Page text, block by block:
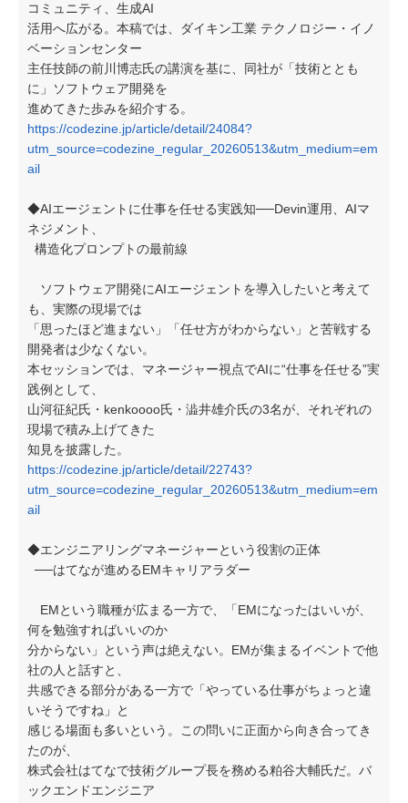
コミュニティ、生成AI
活用へ広がる。本稿では、ダイキン工業 テクノロジー・イノ
ベーションセンター
主任技師の前川博志氏の講演を基に、同社が「技術ととも
に」ソフトウェア開発を
進めてきた歩みを紹介する。
https://codezine.jp/article/detail/24084?
utm_source=codezine_regular_20260513&utm_medium=em
ail
◆AIエージェントに仕事を任せる実践知──Devin運用、AIマ
ネジメント、
構造化プロンプトの最前線
ソフトウェア開発にAIエージェントを導入したいと考えて
も、実際の現場では
「思ったほど進まない」「任せ方がわからない」と苦戦する
開発者は少なくない。
本セッションでは、マネージャー視点でAIに“仕事を任せる”実
践例として、
山河征紀氏・kenkoooo氏・澁井雄介氏の3名が、それぞれの
現場で積み上げてきた
知見を披露した。
https://codezine.jp/article/detail/22743?
utm_source=codezine_regular_20260513&utm_medium=em
ail
◆エンジニアリングマネージャーという役割の正体
──はてなが進めるEMキャリアラダー
EMという職種が広まる一方で、「EMになったはいいが、
何を勉強すればいいのか
分からない」という声は絶えない。EMが集まるイベントで他
社の人と話すと、
共感できる部分がある一方で「やっている仕事がちょっと違
いそうですね」と
感じる場面も多いという。この問いに正面から向き合ってき
たのが、
株式会社はてなで技術グループ長を務める粕谷大輔氏だ。バ
ックエンドエンジニア